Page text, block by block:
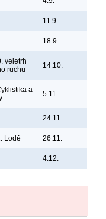
11.9.
18.9.
veletrh
ruchu
14.10.
a
5.11.
24.11.
Lodě 26.11.
4.12.